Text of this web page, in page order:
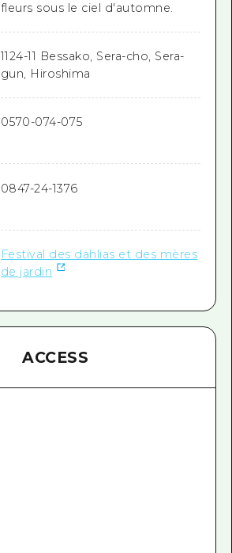
fleurs sous le ciel d'automne.
1124-11 Bessako, Sera-cho, Sera-
gun, Hiroshima
0570-074-075
0847-24-1376
Festival des dahlias et des mères
de jardin
ACCESS